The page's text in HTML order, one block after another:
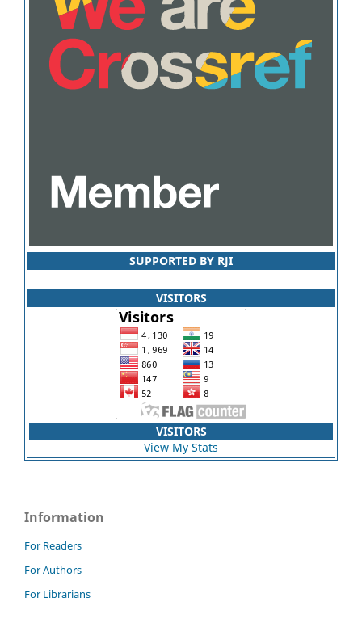
SUPPORTED BY RJI
VISITORS
VISITORS
View My Stats
Information
For Readers
For Authors
For Librarians